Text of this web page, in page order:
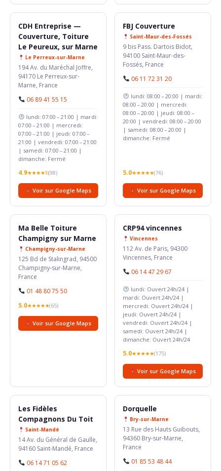
CDH Entreprise —
Couverture, Toiture
Le Peureux, sur Marne
Le Perreux-sur-Marne
194 Av. du Maréchal Joffre,
94170 Le Perreux-sur-
Marne, France
06 89 41 55 15
lundi: 07:00 – 21:00 | mardi:
07:00 – 21:00 | mercredi:
07:00 – 21:00 | jeudi: 07:00 –
21:00 | vendredi: 07:00 – 21:00
| samedi: 07:00 – 21:00 |
dimanche: Fermé
4.9★★★★½(98)
Voir sur Google Maps
FBJ Couverture
Saint-Maur-des-Fossés
9 bis Pass. Dartois Bidot,
94100 Saint-Maur-des-
Fossés, France
06 11 72 31 20
lundi: 08:00 – 20:00 | mardi:
08:00 – 20:00 | mercredi:
08:00 – 20:00 | jeudi: 08:00 –
20:00 | vendredi: 08:00 – 20:00
| samedi: 08:00 – 20:00 |
dimanche: Fermé
5.0★★★★★(76)
Voir sur Google Maps
Ma Belle Toiture
Champigny sur Marne
Champigny-sur-Marne
125 Bd de Stalingrad, 94500
Champigny-sur-Marne,
France
01 48 80 75 50
5.0★★★★★(65)
Voir sur Google Maps
CRP94 vincennes
Vincennes
112 Av. de Paris, 94300
Vincennes, France
06 14 47 29 67
lundi: Ouvert 24h/24 |
mardi: Ouvert 24h/24 |
mercredi: Ouvert 24h/24 |
jeudi: Ouvert 24h/24 |
vendredi: Ouvert 24h/24 |
samedi: Ouvert 24h/24 |
dimanche: Ouvert 24h/24
5.0★★★★★(175)
Voir sur Google Maps
Les Fidèles
Compagnons Du Toit
Saint-Mandé
14 Av. du Général de Gaulle,
94160 Saint-Mandé, France
06 14 71 05 62
Dorquelle
Bry-sur-Marne
13 Rue des Hauts Guibouts,
94360 Bry-sur-Marne,
France
01 85 53 48 44